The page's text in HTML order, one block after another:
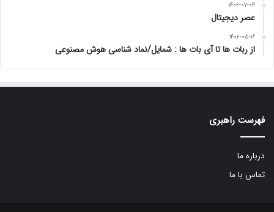
۱۴۰۲-۰۷-۰۴
عصر دیجیتال
۱۴۰۲-۰۵-۱۶
از ربات ها تا آی بات ها : شمایل/نماد شناسی هوش مصنوعی
فهرست راهبری
درباره ما
تماس با ما